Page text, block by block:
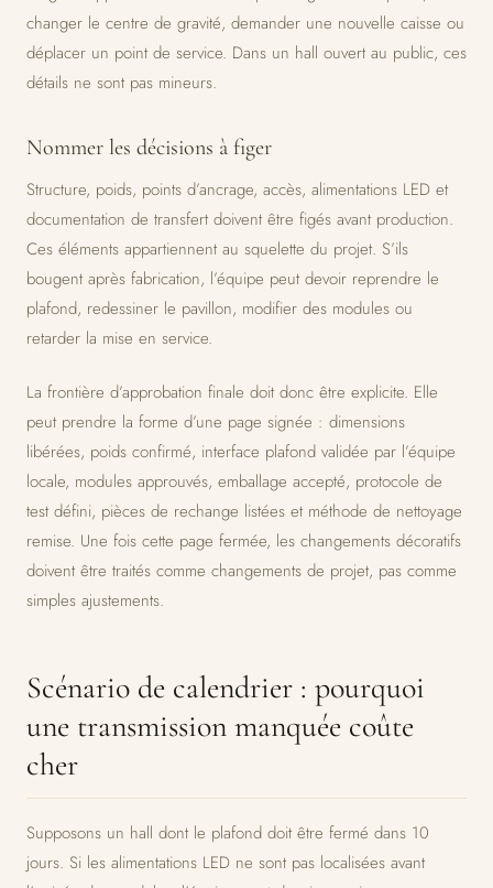
changer le centre de gravité, demander une nouvelle caisse ou
déplacer un point de service. Dans un hall ouvert au public, ces
détails ne sont pas mineurs.
Nommer les décisions à figer
Structure, poids, points d’ancrage, accès, alimentations LED et
documentation de transfert doivent être figés avant production.
Ces éléments appartiennent au squelette du projet. S’ils
bougent après fabrication, l’équipe peut devoir reprendre le
plafond, redessiner le pavillon, modifier des modules ou
retarder la mise en service.
La frontière d’approbation finale doit donc être explicite. Elle
peut prendre la forme d’une page signée : dimensions
libérées, poids confirmé, interface plafond validée par l’équipe
locale, modules approuvés, emballage accepté, protocole de
test défini, pièces de rechange listées et méthode de nettoyage
remise. Une fois cette page fermée, les changements décoratifs
doivent être traités comme changements de projet, pas comme
simples ajustements.
Scénario de calendrier : pourquoi
une transmission manquée coûte
cher
Supposons un hall dont le plafond doit être fermé dans 10
jours. Si les alimentations LED ne sont pas localisées avant